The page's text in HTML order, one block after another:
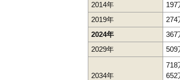
2014年
197
2019年
274
2024年
367
2029年
509
2034年
718
652